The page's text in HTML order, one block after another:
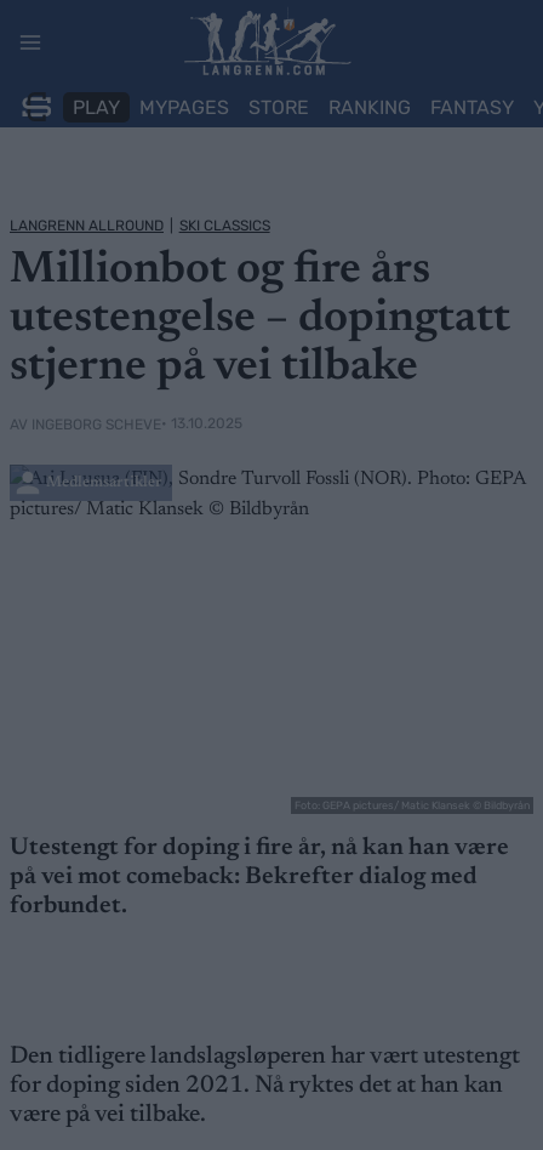
PLAY MYPAGES STORE RANKING FANTASY
LANGRENN ALLROUND SKI CLASSICS
Millionbot og fire års
utestengelse – dopingtatt
stjerne på vei tilbake
AV INGEBORG SCHEVE• 13.10.2025
Medlemsartikler
Foto: GEPA pictures/ Matic Klansek © Bildbyrån
Utestengt for doping i fire år, nå kan han være
på vei mot comeback: Bekrefter dialog med
forbundet.
Den tidligere landslagsløperen har vært utestengt
for doping siden 2021. Nå ryktes det at han kan
være på vei tilbake.